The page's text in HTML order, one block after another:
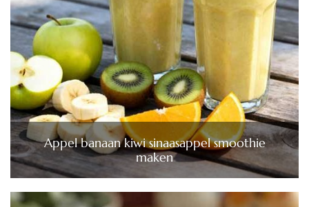
Appel banaan kiwi sinaasappel smoothie
maken